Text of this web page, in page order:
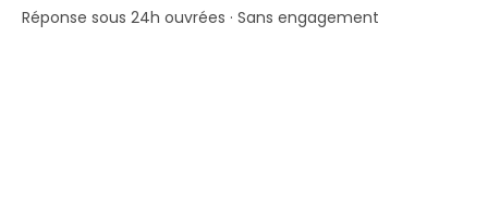
Réponse sous 24h ouvrées · Sans engagement